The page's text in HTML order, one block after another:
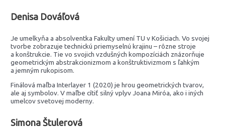
Denisa Dováľová
Je umelkyňa a absolventka Fakulty umení TU v Košiciach. Vo svojej
tvorbe zobrazuje technickú priemyselnú krajinu – rôzne stroje
a konštrukcie. Tie vo svojich vzdušných kompozíciách znázorňuje
geometrickým abstrakcionizmom a konštruktivizmom s ľahkým
a jemným rukopisom.
Finálová maľba Interlayer 1 (2020) je hrou geometrických tvarov,
ale aj symbolov. V maľbe cítiť silný vplyv Joana Miróa, ako i iných
umelcov svetovej moderny.
Simona Štulerová